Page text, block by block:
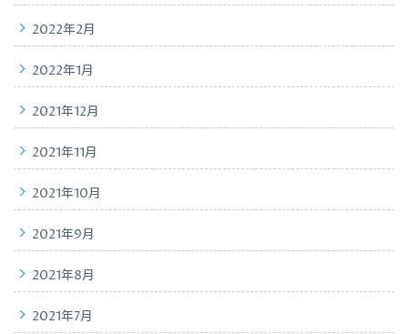
2022年2月
2022年1月
2021年12月
2021年11月
2021年10月
2021年9月
2021年8月
2021年7月